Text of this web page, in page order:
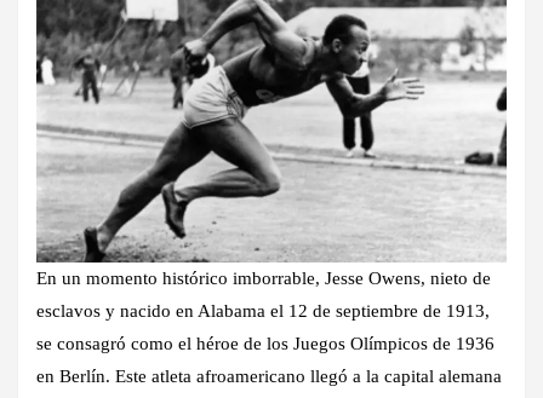
En un momento histórico imborrable, Jesse Owens, nieto de
esclavos y nacido en Alabama el 12 de septiembre de 1913,
se consagró como el héroe de los Juegos Olímpicos de 1936
en Berlín. Este atleta afroamericano llegó a la capital alemana